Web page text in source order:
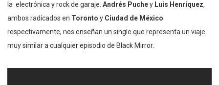
la electrónica y rock de garaje. Andrés Puchey Luis Henríquez,
ambos radicados en Toronto y Ciudad de México
respectivamente, nos enseñan un single que representa un viaje
muy similar a cualquier episodio de Black Mirror.